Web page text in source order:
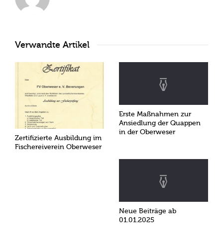
Verwandte Artikel
Zertifizierte Ausbildung im
Fischereiverein Oberweser
Erste Maßnahmen zur
Ansiedlung der Quappen
in der Oberweser
Neue Beiträge ab
01.01.2025